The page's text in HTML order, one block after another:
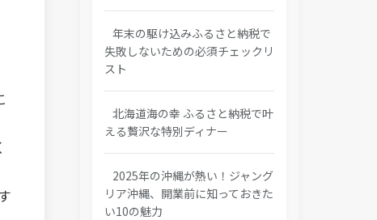
年末の駆け込みふるさと納税で
失敗しないための必須チェックリ
スト
北海道海の幸 ふるさと納税で叶
える贅沢な特別ディナー
2025年の沖縄が熱い！ジャング
リア沖縄、開業前に知っておきた
い10の魅力